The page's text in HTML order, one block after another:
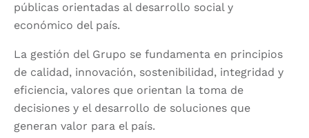
públicas orientadas al desarrollo social y
económico del país.
La gestión del Grupo se fundamenta en principios
de calidad, innovación, sostenibilidad, integridad y
eficiencia, valores que orientan la toma de
decisiones y el desarrollo de soluciones que
generan valor para el país.